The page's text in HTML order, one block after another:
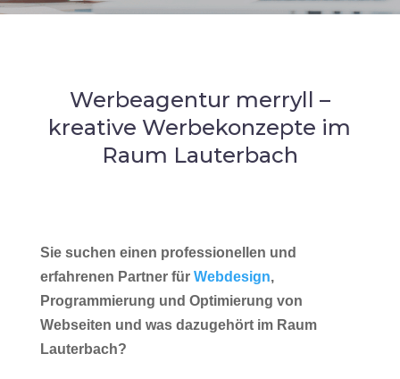
Werbeagentur merryll –
kreative Werbekonzepte im
Raum Lauterbach
Sie suchen einen professionellen und
erfahrenen Partner für Webdesign,
Programmierung und Optimierung von
Webseiten und was dazugehört im Raum
Lauterbach?